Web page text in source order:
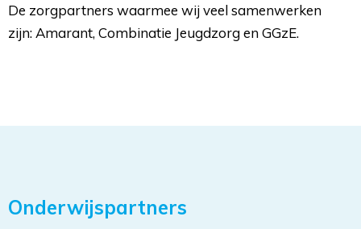
De zorgpartners waarmee wij veel samenwerken
zijn: Amarant, Combinatie Jeugdzorg en GGzE.
Onderwijspartners